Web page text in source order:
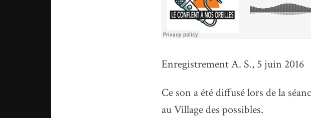
Enregistrement A. S., 5 juin 2016
Ce son a été diffusé lors de la
au Village des possibles.